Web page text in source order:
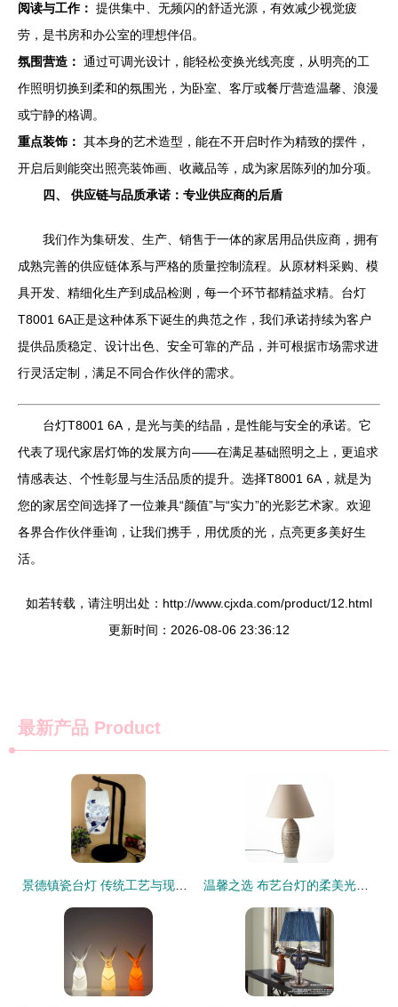
阅读与工作： 提供集中、无频闪的舒适光源，有效减少视觉疲
劳，是书房和办公室的理想伴侣。
氛围营造： 通过可调光设计，能轻松变换光线亮度，从明亮的工
作照明切换到柔和的氛围光，为卧室、客厅或餐厅营造温馨、浪漫
或宁静的格调。
重点装饰： 其本身的艺术造型，能在不开启时作为精致的摆件，
开启后则能突出照亮装饰画、收藏品等，成为家居陈列的加分项。
四、 供应链与品质承诺：专业供应商的后盾
我们作为集研发、生产、销售于一体的家居用品供应商，拥有
成熟完善的供应链体系与严格的质量控制流程。从原材料采购、模
具开发、精细化生产到成品检测，每一个环节都精益求精。台灯
T8001 6A正是这种体系下诞生的典范之作，我们承诺持续为客户
提供品质稳定、设计出色、安全可靠的产品，并可根据市场需求进
行灵活定制，满足不同合作伙伴的需求。
台灯T8001 6A，是光与美的结晶，是性能与安全的承诺。它
代表了现代家居灯饰的发展方向——在满足基础照明之上，更追求
情感表达、个性彰显与生活品质的提升。选择T8001 6A，就是为
您的家居空间选择了一位兼具“颜值”与“实力”的光影艺术家。欢迎
各界合作伙伴垂询，让我们携手，用优质的光，点亮更多美好生
活。
如若转载，请注明出处：http://www.cjxda.com/product/12.html
更新时间：2026-08-06 23:36:12
最新产品 Product